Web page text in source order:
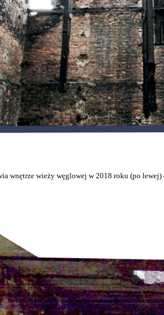
wnętrze wieży węglowej w 2018 roku (po